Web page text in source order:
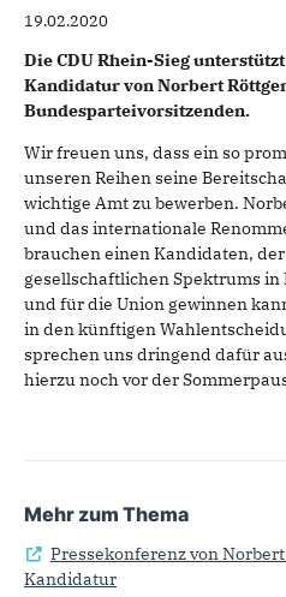
19.02.2020
Die CDU Rhein-Sieg
Kandidatur von Norbert
Bundesparteivorsitzenden.
Wir freuen uns, dass ein so
unseren Reihen seine
wichtige Amt zu bewerben.
und das internationale
brauchen einen Kandidaten,
gesellschaftlichen Spektrums
und für die Union gewinnen
in den künftigen
sprechen uns dringend dafür
hierzu noch vor der
Mehr zum Thema
Pressekonferenz von
Kandidatur